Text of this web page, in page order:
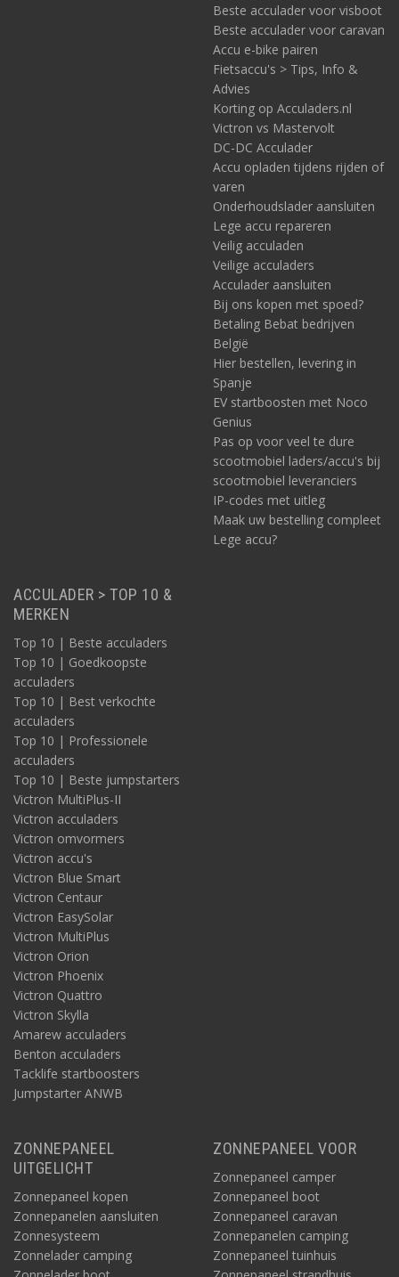
Beste acculader voor visboot
Beste acculader voor caravan
Accu e-bike pairen
Fietsaccu's > Tips, Info &
Advies
Korting op Acculaders.nl
Victron vs Mastervolt
DC-DC Acculader
Accu opladen tijdens rijden of
varen
Onderhoudslader aansluiten
Lege accu repareren
Veilig acculaden
Veilige acculaders
Acculader aansluiten
Bij ons kopen met spoed?
Betaling Bebat bedrijven
België
Hier bestellen, levering in
Spanje
EV startboosten met Noco
Genius
Pas op voor veel te dure
scootmobiel laders/accu's bij
scootmobiel leveranciers
IP-codes met uitleg
Maak uw bestelling compleet
Lege accu?
ACCULADER > TOP 10 &
MERKEN
Top 10 | Beste acculaders
Top 10 | Goedkoopste
acculaders
Top 10 | Best verkochte
acculaders
Top 10 | Professionele
acculaders
Top 10 | Beste jumpstarters
Victron MultiPlus-II
Victron acculaders
Victron omvormers
Victron accu's
Victron Blue Smart
Victron Centaur
Victron EasySolar
Victron MultiPlus
Victron Orion
Victron Phoenix
Victron Quattro
Victron Skylla
Amarew acculaders
Benton acculaders
Tacklife startboosters
Jumpstarter ANWB
ZONNEPANEEL
UITGELICHT
Zonnepaneel kopen
Zonnepanelen aansluiten
Zonnesysteem
Zonnelader camping
ZONNEPANEEL VOOR
Zonnepaneel camper
Zonnepaneel boot
Zonnepaneel caravan
Zonnepanelen camping
Zonnepaneel tuinhuis